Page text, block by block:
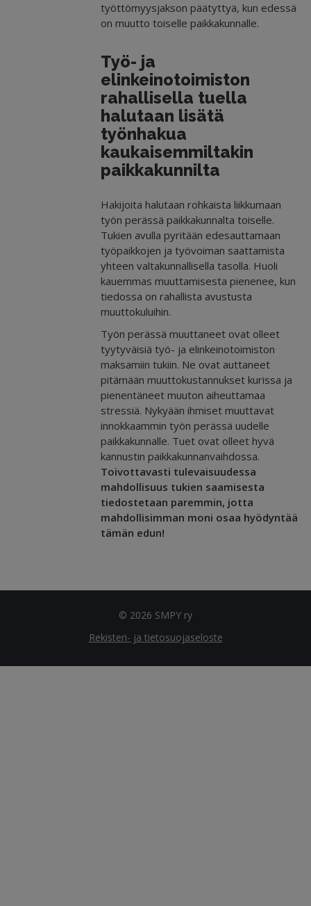
työttömyysjakson päätyttyä, kun edessä
on muutto toiselle paikkakunnalle.
Työ- ja
elinkeinotoimiston
rahallisella tuella
halutaan lisätä
työnhakua
kaukaisemmiltakin
paikkakunnilta
Hakijoita halutaan rohkaista liikkumaan
työn perässä paikkakunnalta toiselle.
Tukien avulla pyritään edesauttamaan
työpaikkojen ja työvoiman saattamista
yhteen valtakunnallisella tasolla. Huoli
kauemmas muuttamisesta pienenee, kun
tiedossa on rahallista avustusta
muuttokuluihin.
Työn perässä muuttaneet ovat olleet
tyytyväisiä työ- ja elinkeinotoimiston
maksamiin tukiin. Ne ovat auttaneet
pitämään muuttokustannukset kurissa ja
pienentäneet muuton aiheuttamaa
stressiä. Nykyään ihmiset muuttavat
innokkaammin työn perässä uudelle
paikkakunnalle. Tuet ovat olleet hyvä
kannustin paikkakunnanvaihdossa.
Toivottavasti tulevaisuudessa
mahdollisuus tukien saamisesta
tiedostetaan paremmin, jotta
mahdollisimman moni osaa hyödyntää
tämän edun!
© 2026 SMPY ry
Rekisteri- ja tietosuojaseloste